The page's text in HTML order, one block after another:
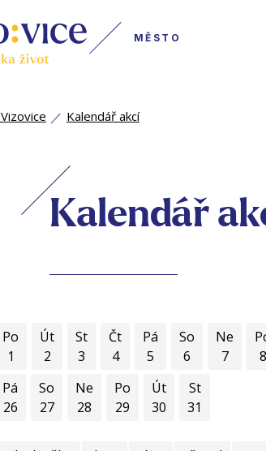
MĚSTO
Vizovice Kalendář akcí
Kalendář
Po
1
Út
2
St
3
Čt
4
Pá
5
So
6
Ne
7
8
Pá
26
So
27
Ne
28
Po
29
Út
30
St
31